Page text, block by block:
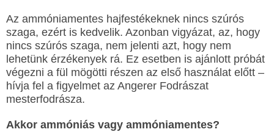
Az ammóniamentes hajfestékeknek nincs szúrós
szaga, ezért is kedvelik. Azonban vigyázat, az, hogy
nincs szúrós szaga, nem jelenti azt, hogy nem
lehetünk érzékenyek rá. Ez esetben is ajánlott próbát
végezni a fül mögötti részen az első használat előtt –
hívja fel a figyelmet az Angerer Fodrászat
mesterfodrásza.
Akkor ammóniás vagy ammóniamentes?